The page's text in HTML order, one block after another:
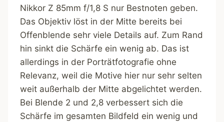
Nikkor Z 85mm f/1,8 S nur Bestnoten geben.
Das Objektiv löst in der Mitte bereits bei
Offenblende sehr viele Details auf. Zum Rand
hin sinkt die Schärfe ein wenig ab. Das ist
allerdings in der Porträtfotografie ohne
Relevanz, weil die Motive hier nur sehr selten
weit außerhalb der Mitte abgelichtet werden.
Bei Blende 2 und 2,8 verbessert sich die
Schärfe im gesamten Bildfeld ein wenig und